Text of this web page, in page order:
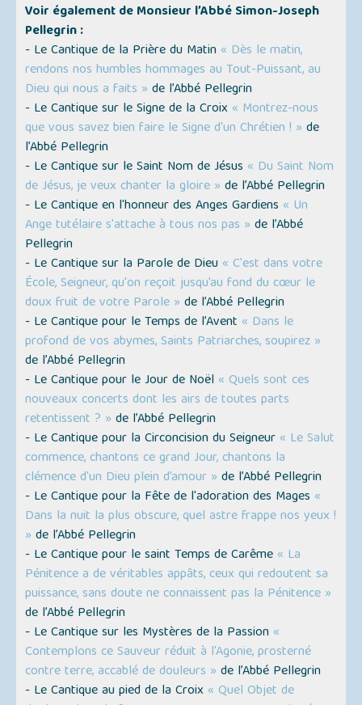
Voir également de Monsieur l’Abbé Simon-Joseph
Pellegrin :
- Le Cantique de la Prière du Matin « Dès le matin,
rendons nos humbles hommages au Tout-Puissant, au
Dieu qui nous a faits » de l’Abbé Pellegrin
- Le Cantique sur le Signe de la Croix « Montrez-nous
que vous savez bien faire le Signe d'un Chrétien ! » de
l’Abbé Pellegrin
- Le Cantique sur le Saint Nom de Jésus « Du Saint Nom
de Jésus, je veux chanter la gloire » de l’Abbé Pellegrin
- Le Cantique en l'honneur des Anges Gardiens « Un
Ange tutélaire s'attache à tous nos pas » de l’Abbé
Pellegrin
- Le Cantique sur la Parole de Dieu « C'est dans votre
École, Seigneur, qu'on reçoit jusqu’au fond du cœur le
doux fruit de votre Parole » de l’Abbé Pellegrin
- Le Cantique pour le Temps de l’Avent « Dans le
profond de vos abymes, Saints Patriarches, soupirez »
de l’Abbé Pellegrin
- Le Cantique pour le Jour de Noël « Quels sont ces
nouveaux concerts dont les airs de toutes parts
retentissent ? » de l’Abbé Pellegrin
- Le Cantique pour la Circoncision du Seigneur « Le Salut
commence, chantons ce grand Jour, chantons la
clémence d'un Dieu plein d’amour » de l’Abbé Pellegrin
- Le Cantique pour la Fête de l'adoration des Mages «
Dans la nuit la plus obscure, quel astre frappe nos yeux !
» de l’Abbé Pellegrin
- Le Cantique pour le saint Temps de Carême « La
Pénitence a de véritables appâts, ceux qui redoutent sa
puissance, sans doute ne connaissent pas la Pénitence »
de l’Abbé Pellegrin
- Le Cantique sur les Mystères de la Passion «
Contemplons ce Sauveur réduit à l'Agonie, prosterné
contre terre, accablé de douleurs » de l’Abbé Pellegrin
- Le Cantique au pied de la Croix « Quel Objet de